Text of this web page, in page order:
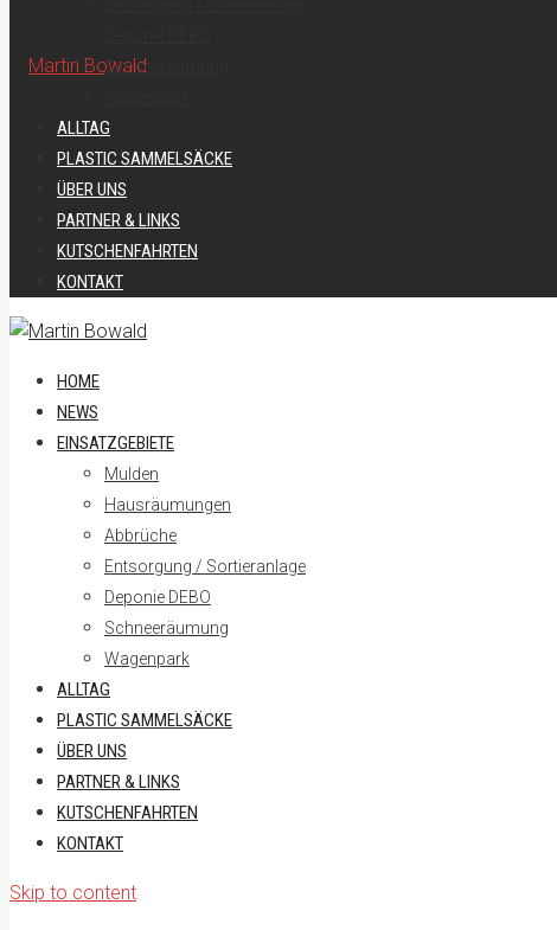
Schneeräumung
ALLTAG
PLASTIC SAMMELSÄCKE
ÜBER UNS
PARTNER & LINKS
KUTSCHENFAHRTEN
KONTAKT
HOME
NEWS
EINSATZGEBIETE
Mulden
Hausräumungen
Abbrüche
Entsorgung / Sortieranlage
Deponie DEBO
Schneeräumung
Wagenpark
ALLTAG
PLASTIC SAMMELSÄCKE
ÜBER UNS
PARTNER & LINKS
KUTSCHENFAHRTEN
KONTAKT
Skip to content